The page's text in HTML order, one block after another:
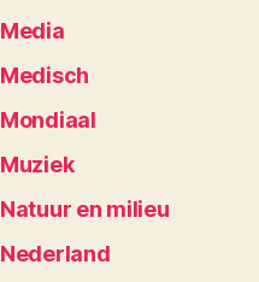
Media
Medisch
Mondiaal
Muziek
Natuur en milieu
Nederland